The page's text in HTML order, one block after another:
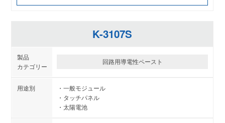
K-3107S
回路用導電性ペースト
一般モジュール
タッチパネル
太陽電池